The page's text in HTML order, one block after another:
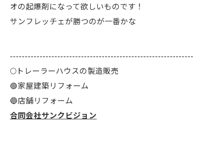
オの起爆剤になって欲しいものです！
サンフレッチェが勝つのが一番かな
--------------------------------------------------------------
🌕️トレーラーハウスの製造販売
🟢家屋建築リフォーム
🔵店舗リフォーム
合同会社サンクビジョン